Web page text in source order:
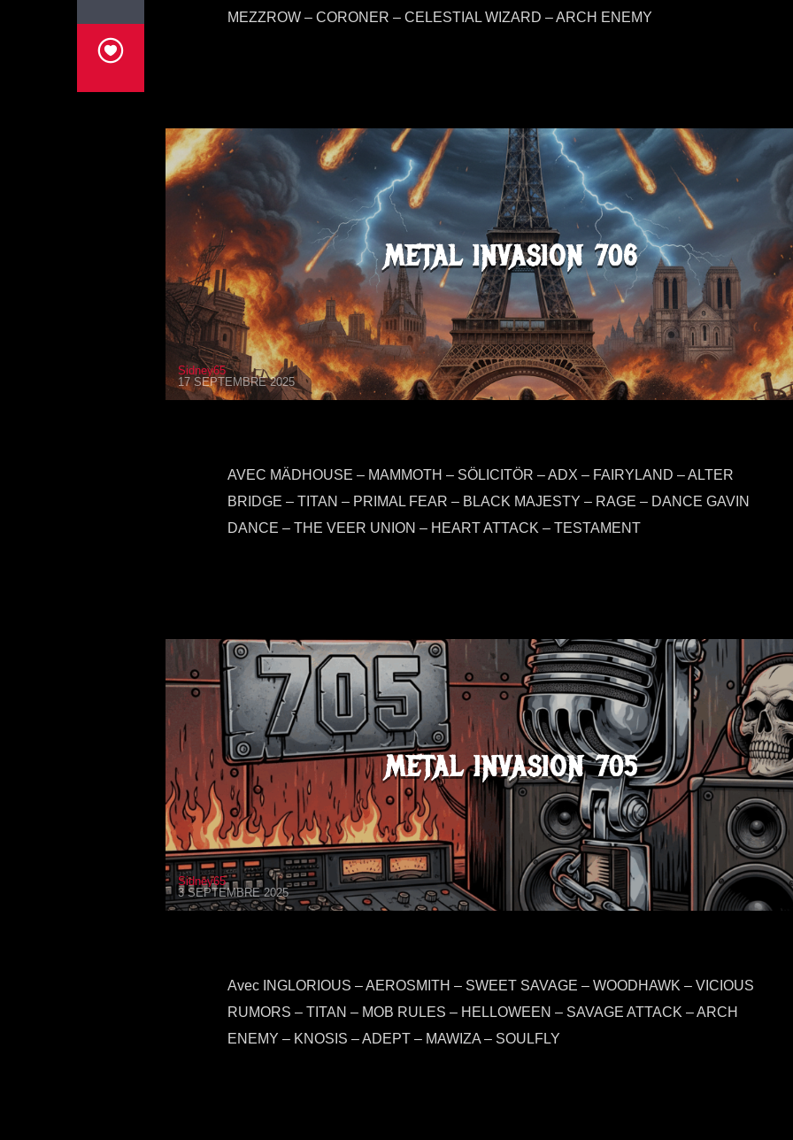
MEZZROW – CORONER – CELESTIAL WIZARD – ARCH ENEMY
METAL INVASION 706
Sidney65
17 SEPTEMBRE 2025
AVEC MÄDHOUSE – MAMMOTH – SÖLICITÖR – ADX – FAIRYLAND – ALTER
BRIDGE – TITAN – PRIMAL FEAR – BLACK MAJESTY – RAGE – DANCE GAVIN
DANCE – THE VEER UNION – HEART ATTACK – TESTAMENT
METAL INVASION 705
Sidney65
3 SEPTEMBRE 2025
Avec INGLORIOUS – AEROSMITH – SWEET SAVAGE – WOODHAWK – VICIOUS
RUMORS – TITAN – MOB RULES – HELLOWEEN – SAVAGE ATTACK – ARCH
ENEMY – KNOSIS – ADEPT – MAWIZA – SOULFLY